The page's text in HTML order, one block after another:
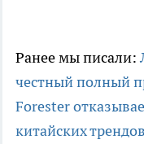
Ранее мы писали:
честный полный
Forester
китайских трендов